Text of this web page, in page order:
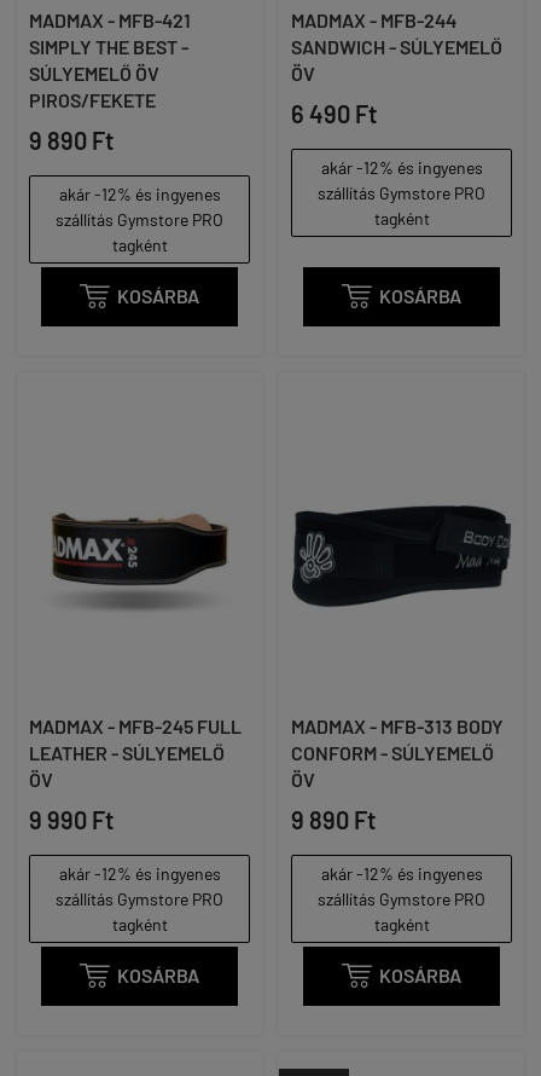
MADMAX - MFB-421
SIMPLY THE BEST -
SÚLYEMELŐ ÖV
PIROS/FEKETE
9 890 Ft
akár -12% és ingyenes
szállítás Gymstore PRO
tagként
 KOSÁRBA
MADMAX - MFB-244
SANDWICH - SÚLYEMELŐ
ÖV
6 490 Ft
akár -12% és ingyenes
szállítás Gymstore PRO
tagként
 KOSÁRBA
MADMAX - MFB-245 FULL
LEATHER - SÚLYEMELŐ
ÖV
9 990 Ft
akár -12% és ingyenes
szállítás Gymstore PRO
tagként
 KOSÁRBA
MADMAX - MFB-313 BODY
CONFORM - SÚLYEMELŐ
ÖV
9 890 Ft
akár -12% és ingyenes
szállítás Gymstore PRO
tagként
 KOSÁRBA